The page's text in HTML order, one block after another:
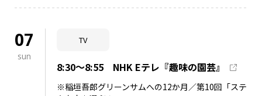
07
sun
TV
8:30～8:55 NHK Eテレ『趣味の園芸』
※稲垣吾郎グリーンサムへの12か月／第10回「ステ